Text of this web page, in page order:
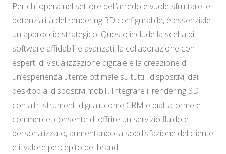
Per chi opera nel settore dell’arredo e vuole sfruttare le
potenzialità del rendering 3D configurabile, è essenziale
un approccio strategico. Questo include la scelta di
software affidabili e avanzati, la collaborazione con
esperti di visualizzazione digitale e la creazione di
un’esperienza utente ottimale su tutti i dispositivi, dai
desktop ai dispositivi mobili. Integrare il rendering 3D
con altri strumenti digitali, come CRM e piattaforme e-
commerce, consente di offrire un servizio fluido e
personalizzato, aumentando la soddisfazione del cliente
e il valore percepito del brand.